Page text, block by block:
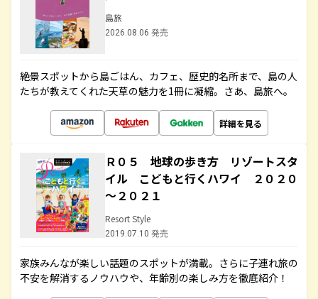
島旅
2026.08.06 発売
絶景スポットから島ごはん、カフェ、歴史的名所まで、島の人
たちが教えてくれた天草の魅力を1冊に凝縮。さあ、島旅へ。
詳細を見る
Ｒ０５ 地球の歩き方 リゾートスタ
イル こどもと行くハワイ ２０２０
～２０２１
Resort Style
2019.07.10 発売
家族みんなが楽しい話題のスポットが満載。さらに子連れ旅の
不安を解消するノウハウや、年齢別の楽しみ方を徹底紹介！